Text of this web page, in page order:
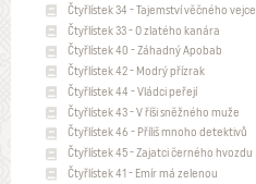
Čtyřlístek 34 - Tajemství věčného vejce
Čtyřlístek 33 - O zlatého kanára
Čtyřlístek 40 - Záhadný Apobab
Čtyřlístek 42 - Modrý přízrak
Čtyřlístek 44 - Vládci peřejí
Čtyřlístek 43 - V říši sněžného muže
Čtyřlístek 46 - Příliš mnoho detektivů
Čtyřlístek 45 - Zajatci černého hvozdu
Čtyřlístek 41 - Emír má zelenou